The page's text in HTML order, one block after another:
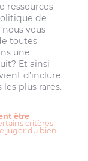
ressources
de
vous
toutes
une
Et ainsi
d’inclure
plus rares.
être
critères
juger du bien